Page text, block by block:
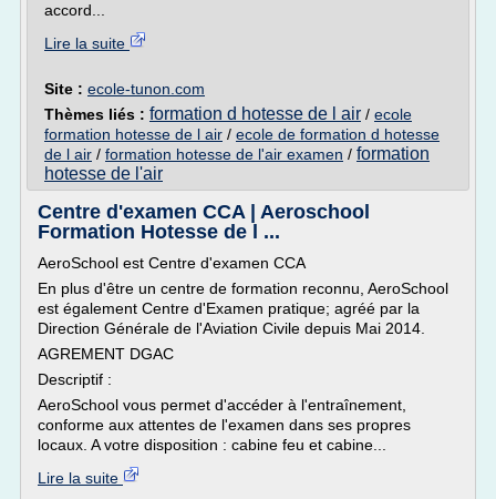
accord...
Lire la suite
Site : ecole-tunon.com
Thèmes liés : formation d hotesse de l air / ecole
formation hotesse de l air / ecole de formation d hotesse
de l air / formation hotesse de l'air examen / formation
hotesse de l'air
Centre d'examen CCA | Aeroschool
Formation Hotesse de l ...
AeroSchool est Centre d'examen CCA
En plus d'être un centre de formation reconnu, AeroSchool
est également Centre d'Examen pratique; agréé par la
Direction Générale de l'Aviation Civile depuis Mai 2014.
AGREMENT DGAC
Descriptif :
AeroSchool vous permet d'accéder à l'entraînement,
conforme aux attentes de l'examen dans ses propres
locaux. A votre disposition : cabine feu et cabine...
Lire la suite